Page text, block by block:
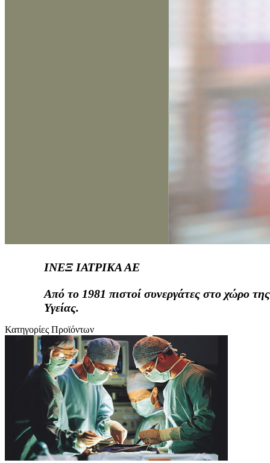
ΙΝΕΞ ΙΑΤΡΙΚΑ ΑΕ
Από το 1981 πιστοί συνεργάτες στο χώρο της
Υγείας.
Κατηγορίες Προϊόντων